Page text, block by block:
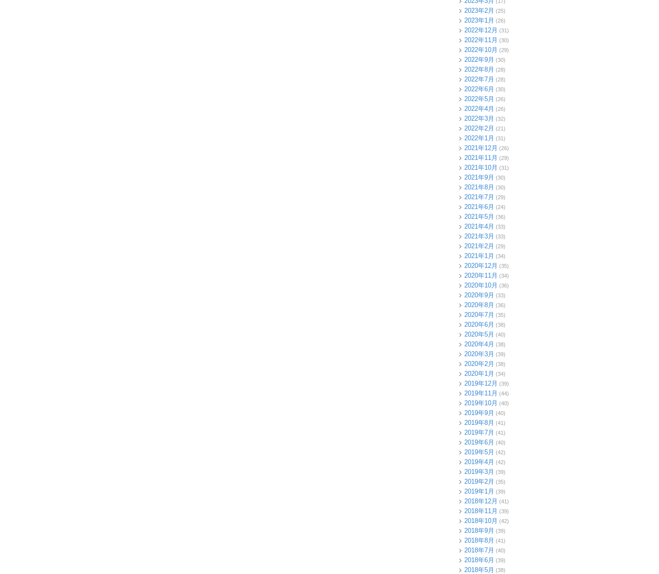
2023年2月 (25)
2023年1月 (26)
2022年12月 (31)
2022年11月 (30)
2022年10月 (29)
2022年9月 (30)
2022年8月 (28)
2022年7月 (28)
2022年6月 (30)
2022年5月 (26)
2022年4月 (26)
2022年3月 (32)
2022年2月 (21)
2022年1月 (31)
2021年12月 (26)
2021年11月 (29)
2021年10月 (31)
2021年9月 (30)
2021年8月 (30)
2021年7月 (29)
2021年6月 (24)
2021年5月 (36)
2021年4月 (33)
2021年3月 (33)
2021年2月 (29)
2021年1月 (34)
2020年12月 (35)
2020年11月 (34)
2020年10月 (36)
2020年9月 (33)
2020年8月 (36)
2020年7月 (35)
2020年6月 (38)
2020年5月 (40)
2020年4月 (38)
2020年3月 (39)
2020年2月 (38)
2020年1月 (34)
2019年12月 (39)
2019年11月 (44)
2019年10月 (40)
2019年9月 (40)
2019年8月 (41)
2019年7月 (41)
2019年6月 (40)
2019年5月 (42)
2019年4月 (42)
2019年3月 (39)
2019年2月 (35)
2019年1月 (39)
2018年12月 (41)
2018年11月 (39)
2018年10月 (42)
2018年9月 (39)
2018年8月 (41)
2018年7月 (40)
2018年6月 (39)
2018年5月 (38)